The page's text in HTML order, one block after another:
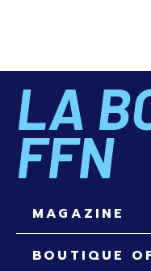
LA
FFN
MAGAZINE
BOUTIQUE